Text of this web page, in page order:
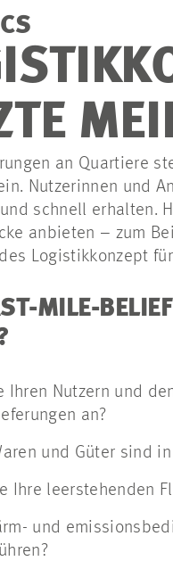
an Quartiere
Nutzerinnen und
schnell erhalten.
anbieten – zum
Logistikkonzept
MILE-
Ihren Nutzern und
an?
und Güter sind
Ihre leerstehenden
und